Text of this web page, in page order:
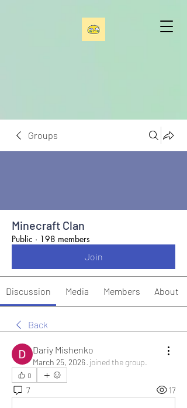
Groups
Minecraft Clan
Public · 198 members
Join
Discussion Media Members About
Back
Dariy Mishenko
March 25, 2026· joined the group.
0
7 17